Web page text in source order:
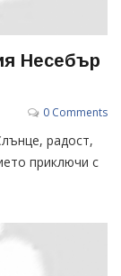
Несебър
0 Comments
радост,
приключи с